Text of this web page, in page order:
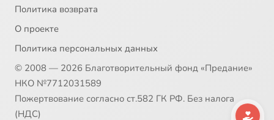
Политика возврата
О проекте
Политика персональных данных
© 2008 — 2026 Благотворительный фонд «Предание»
НКО №7712031589
Пожертвование согласно ст.582 ГК РФ. Без налога
(НДС)